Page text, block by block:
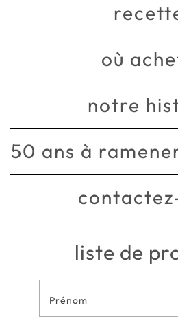
où
notre
50 ans à
liste de
Formulaire
de contact